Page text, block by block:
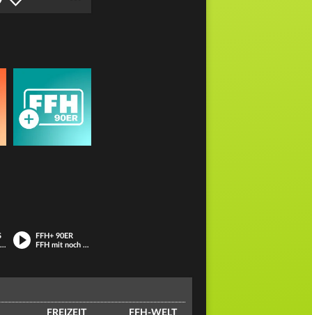
FFH mit mehr Hits aus den Charts
FFH+ 90ER
FFH mit noch mehr Hits aus den 90ern
FREIZEIT FFH-WELT